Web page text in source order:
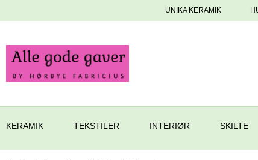
UNIKA KERAMIK
KERAMIK TEKSTILER INTERIØR SKILTE